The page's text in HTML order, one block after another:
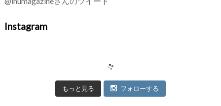
Instagram
もっと見る フォローする